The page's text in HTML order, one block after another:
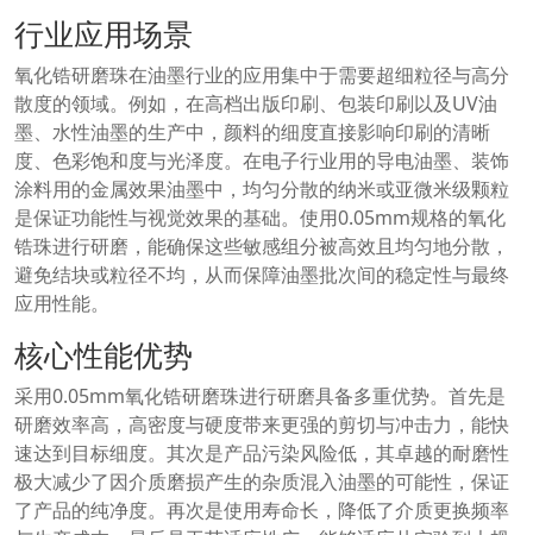
行业应用场景
氧化锆研磨珠在油墨行业的应用集中于需要超细粒径与高分
散度的领域。例如，在高档出版印刷、包装印刷以及UV油
墨、水性油墨的生产中，颜料的细度直接影响印刷的清晰
度、色彩饱和度与光泽度。在电子行业用的导电油墨、装饰
涂料用的金属效果油墨中，均匀分散的纳米或亚微米级颗粒
是保证功能性与视觉效果的基础。使用0.05mm规格的氧化
锆珠进行研磨，能确保这些敏感组分被高效且均匀地分散，
避免结块或粒径不均，从而保障油墨批次间的稳定性与最终
应用性能。
核心性能优势
采用0.05mm氧化锆研磨珠进行研磨具备多重优势。首先是
研磨效率高，高密度与硬度带来更强的剪切与冲击力，能快
速达到目标细度。其次是产品污染风险低，其卓越的耐磨性
极大减少了因介质磨损产生的杂质混入油墨的可能性，保证
了产品的纯净度。再次是使用寿命长，降低了介质更换频率